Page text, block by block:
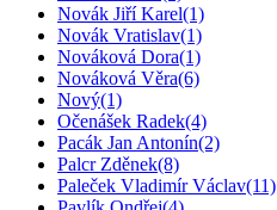
Novák Jiří Karel(1)
Novák Vratislav(1)
Nováková Dora(1)
Nováková Věra(6)
Nový(1)
Očenášek Radek(4)
Pacák Jan Antonín(2)
Palcr Zděnek(8)
Paleček Vladimír Václav(11)